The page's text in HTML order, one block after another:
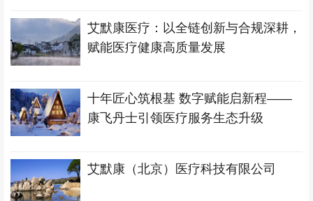
艾默康医疗：以全链创新与合规深耕，
赋能医疗健康高质量发展
十年匠心筑根基 数字赋能启新程——
康飞丹士引领医疗服务生态升级
艾默康（北京）医疗科技有限公司